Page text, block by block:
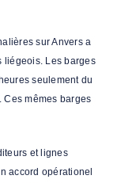
sur Anvers a
liégeois. Les barges
seulement du
Ces mêmes barges
et lignes
accord opérationel